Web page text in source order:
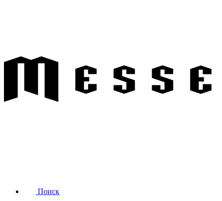
Поиск